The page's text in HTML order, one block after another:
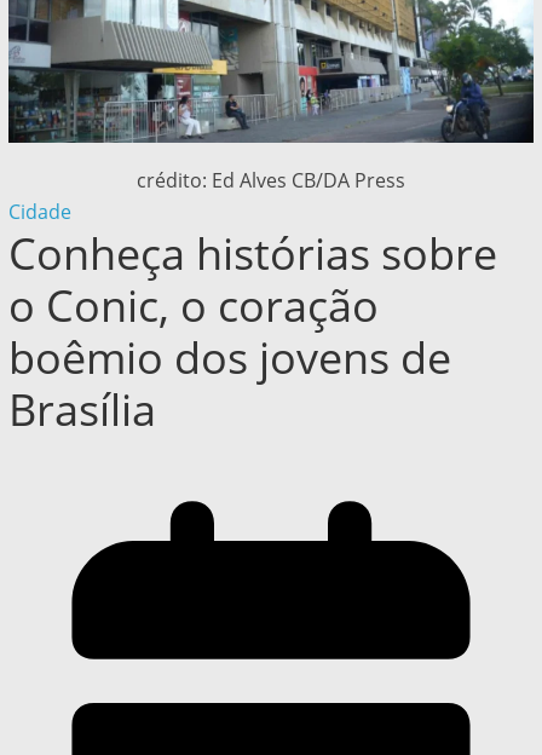
crédito: Ed Alves CB/DA Press
Cidade
Conheça histórias sobre
o Conic, o coração
boêmio dos jovens de
Brasília